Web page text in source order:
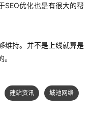
SEO优化也是有很大的帮
维持。并不是上线就算是
建站资讯
城池网络